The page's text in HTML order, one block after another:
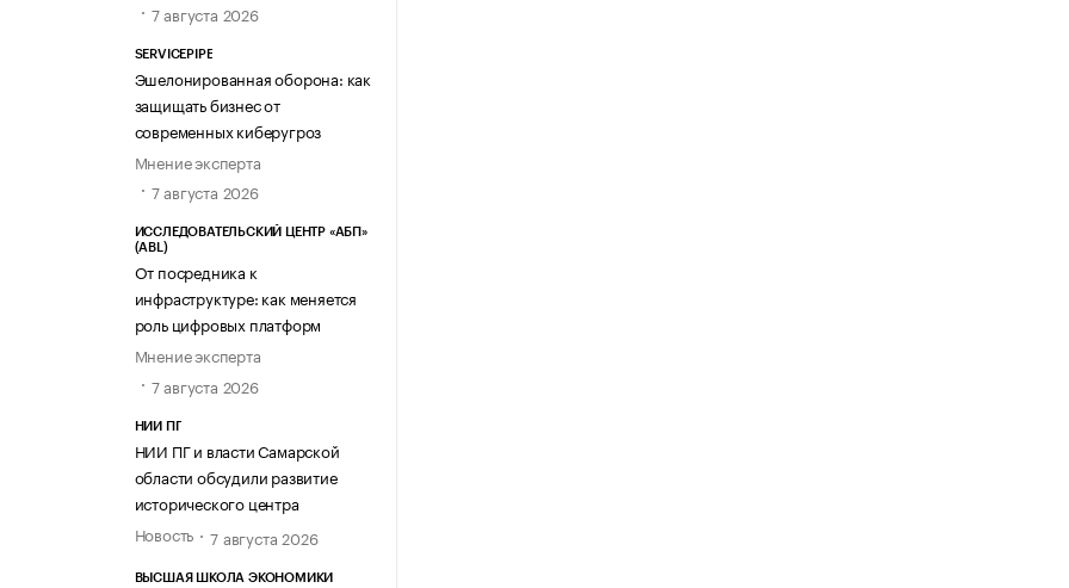
7 августа 2026
SERVICEPIPE
Эшелонированная оборона: как
защищать бизнес от
современных киберугроз
Мнение эксперта
7 августа 2026
ИССЛЕДОВАТЕЛЬСКИЙ ЦЕНТР «АБП»
(ABL)
От посредника к
инфраструктуре: как меняется
роль цифровых платформ
Мнение эксперта
7 августа 2026
НИИ ПГ
НИИ ПГ и власти Самарской
области обсудили развитие
исторического центра
Новость
7 августа 2026
ВЫСШАЯ ШКОЛА ЭКОНОМИКИ